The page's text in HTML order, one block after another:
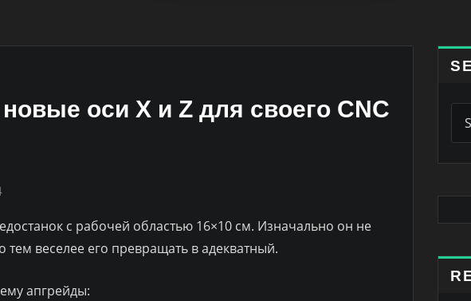
оси X и Z для своего CNC
с рабочей областью 16×10 см. Изначально он не
тем веселее его превращать в адекватный.
апгрейды: